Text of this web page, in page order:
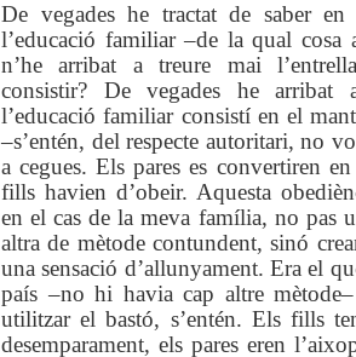
De vegades he tractat de saber
l’educació familiar –de la qual cosa
n’he arribat a treure mai
consistir? De vegades he arribat
l’educació familiar consistí en el
–s’entén, del respecte autoritari, no
a cegues. Els pares es convertiren
fills havien d’obeir. Aquesta
en el cas de la meva família, no pas
altra de mètode contundent, sinó
una sensació d’allunyament. Era el
país –no hi havia cap altre
utilitzar el bastó, s’entén. Els fills
desemparament, els pares eren